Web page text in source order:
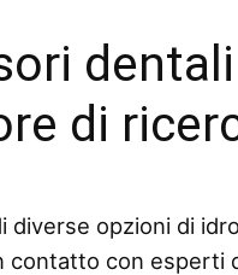
di
diverse opzioni di
contatto con esperti